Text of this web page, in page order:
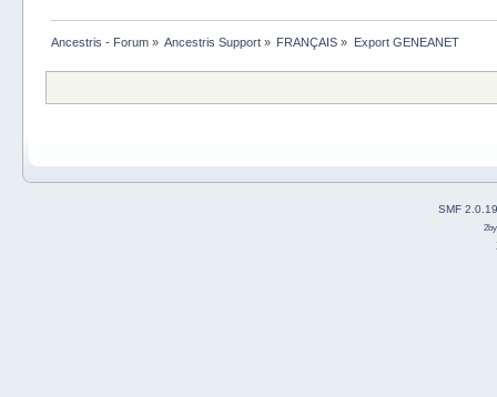
Ancestris - Forum» Ancestris Support » FRANÇAIS » Export GENEANET
SMF 2.0.19